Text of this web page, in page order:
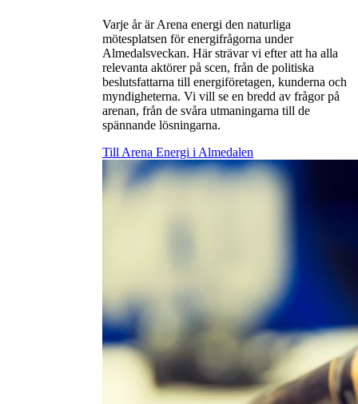
Varje år är Arena energi den naturliga
mötesplatsen för energifrågorna under
Almedalsveckan. Här strävar vi efter att ha alla
relevanta aktörer på scen, från de politiska
beslutsfattarna till energiföretagen, kunderna och
myndigheterna. Vi vill se en bredd av frågor på
arenan, från de svåra utmaningarna till de
spännande lösningarna.
Till Arena Energi i Almedalen